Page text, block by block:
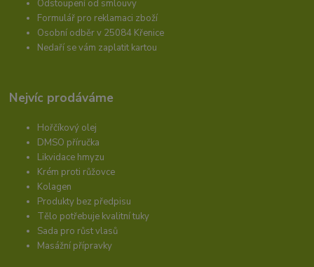
Odstoupení od smlouvy
Formulář pro reklamaci zboží
Osobní odběr v 25084 Křenice
Nedaří se vám zaplatit kartou
Nejvíc prodáváme
Hořčíkový olej
DMSO příručka
Likvidace hmyzu
Krém proti růžovce
Kolagen
Produkty bez předpisu
Tělo potřebuje kvalitní tuky
Sada pro růst vlasů
Masážní přípravky